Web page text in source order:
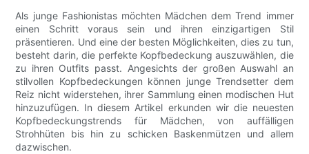
Als junge Fashionistas möchten Mädchen dem Trend immer
einen Schritt voraus sein und ihren einzigartigen Stil
präsentieren. Und eine der besten Möglichkeiten, dies zu tun,
besteht darin, die perfekte Kopfbedeckung auszuwählen, die
zu ihren Outfits passt. Angesichts der großen Auswahl an
stilvollen Kopfbedeckungen können junge Trendsetter dem
Reiz nicht widerstehen, ihrer Sammlung einen modischen Hut
hinzuzufügen. In diesem Artikel erkunden wir die neuesten
Kopfbedeckungstrends für Mädchen, von auffälligen
Strohhüten bis hin zu schicken Baskenmützen und allem
dazwischen.